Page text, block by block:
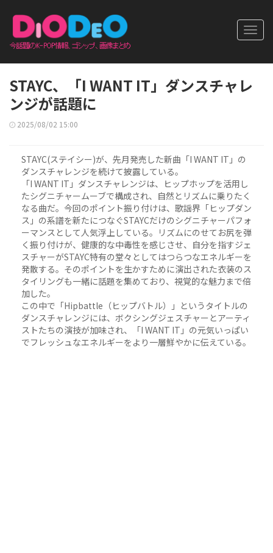
STAYC、「I WANT IT」ダンスチャレ
ンジが話題に
2025/08/02 15:00
STAYC(ステイシー)が、先月発売した新曲「I WANT IT」の
ダンスチャレンジを続けて披露している。
「I WANT IT」ダンスチャレンジは、ヒップホップを活用し
たシグニチャームーブで構成され、自然とリズムに乗りたく
なる曲だ。今回のポイント振り付けは、歌謡界「ヒップダン
ス」の系譜を新たにつなぐSTAYCだけのシグニチャーパフォ
ーマンスとして人気浮上している。リズムにのせてお尻を弾
く振り付けが、健康的な中毒性を感じさせ、自分を指すジェ
スチャーがSTAYC特有の堂々としてはつらつなエネルギーを
発散する。そのポイントを生かすために演出された衣装のス
タイリングも一緒に話題を集めており、視覚的な魅力まで倍
加した。
この中で「Hipbattle（ヒップバトル）」というタイトルの
ダンスチャレンジには、ボクシングジェスチャーとアーティ
ストたちの演技が加味され、「I WANT IT」の元気いっぱい
でフレッシュなエネルギーをより一層鮮やかに伝えている。